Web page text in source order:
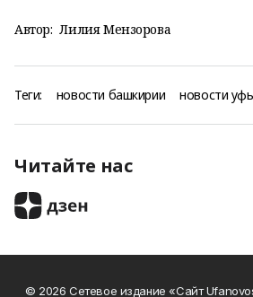
Автор: Лилия Мензорова
Теги: новости башкирии новости
Читайте нас
© 2026 Сетевое издание «Сайт